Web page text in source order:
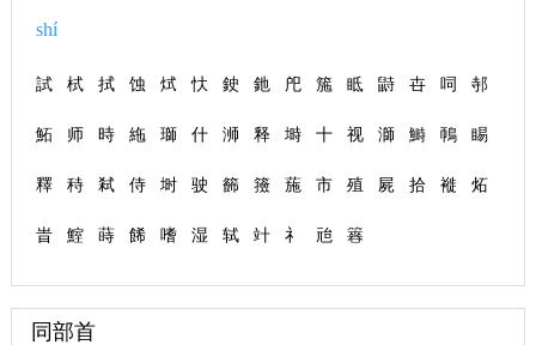
shí
試 栻 拭 蚀 烒 忕 鉂 釶 戺 箷 眡 鼭 卋 呞 邿
鮖 师 時 絁 瑡 什 浉 释 塒 十 视 溮 鰣 鳾 睗
釋 秲 弒 侍 埘 驶 籂 籡 葹 市 殖 屍 拾 褷 炻
旹 鰘 蒔 餙 嗜 湿 轼 竍 礻 兘 簭
同部首